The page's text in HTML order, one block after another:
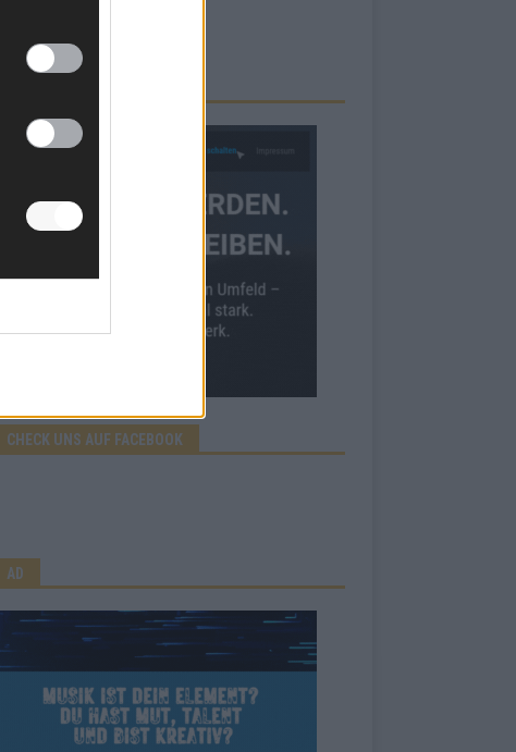
CHECK UNS AUF FACEBOOK
AD